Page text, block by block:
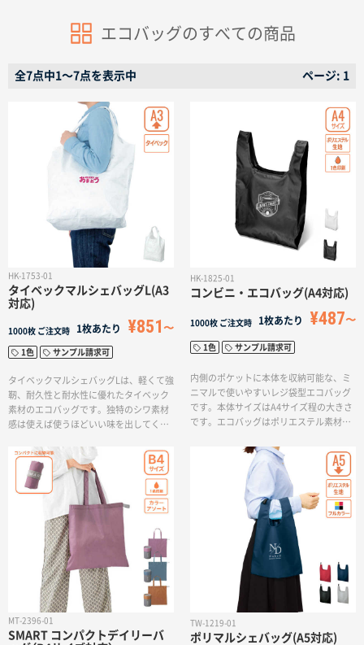
エコバッグのすべての商品
全7点中1〜7点を表示中 ページ: 1
HK-1753-01
タイベックマルシェバッグL(A3
対応)
1000枚 ご注文時 1枚あたり ¥851
1色 サンプル請求可
タイベックマルシェバッグLは、軽くて強
靭、耐久性と耐水性に優れたタイベック
素材のエコバッグです。独特のシワ素材
感は使えば使うほどいい味を出してくれ
ンパクトに持ち歩きできます。沢山買い
物をしても快適に持ち運べる様、肩から
掛けられる持ち手が長めの設計です。1色
印刷ができるため、ショップのロゴを入
れて購入特典やオリジナル商品としてご
使用いただけます。
HK-1825-01
コンビニ・エコバッグ(A4対応)
1000枚 ご注文時 1枚あたり ¥487
1色 サンプル請求可
内側のポケットに本体を収納可能な、ミ
ニマルで使いやすいレジ袋型エコバッグ
です。本体サイズはA4サイズ程の大きさ
です。エコバッグはポリエステル素材な
す。エコバッグは、SDGs関連のノベルテ
ィを探している方におすすめな商品で
MT-2396-01
SMART コンパクトデイリーバ
TW-1219-01
ポリマルシェバッグ(A5対応)